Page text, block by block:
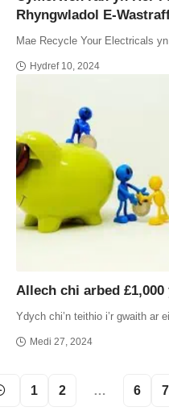
Rhyngwladol E-
Mae Recycle Your Electricals
Hydref 10, 2024
Allech chi arbed
Ydych chi’n teithio i’r gwaith ar
Medi 27, 2024
1 2 … 6 7